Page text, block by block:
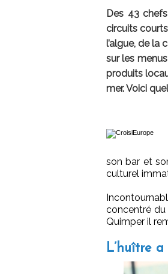
Des 43
circuits
l’algue, de la
sur les
produits
mer. Voici
son bar et
culturel
concentré du
Quimper il
L’huître